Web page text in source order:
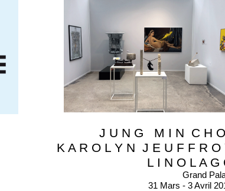
J U N G M I N C H
K A R O L Y N J E U F F R O
L I N O L A G
Grand
31 Mars - 3 Avril